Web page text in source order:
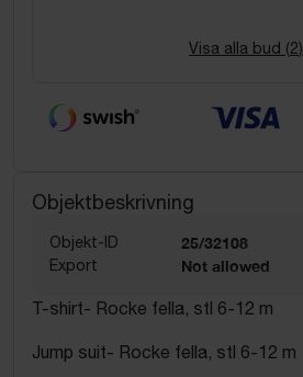
Visa alla bud (2)
Objektbeskrivning
Objekt-ID 25/32108
Export Not allowed
T-shirt- Rocke fella, stl 6-12 m
Jump suit- Rocke fella, stl 6-12 m